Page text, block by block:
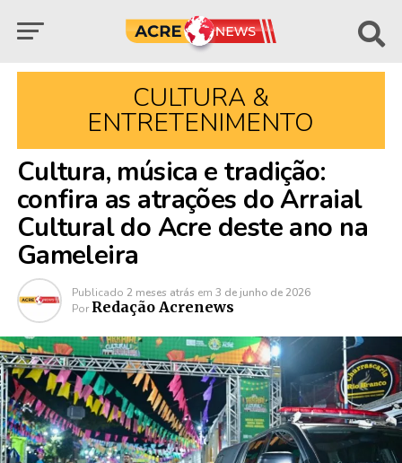
CULTURA &
ENTRETENIMENTO
Cultura, música e tradição:
confira as atrações do Arraial
Cultural do Acre deste ano na
Gameleira
Publicado 2 meses atrás em 3 de junho de 2026
Por Redação Acrenews